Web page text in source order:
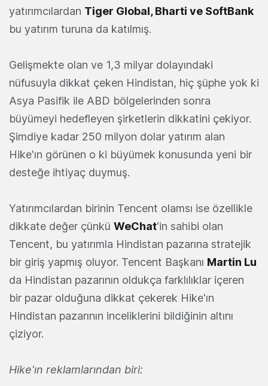
yatırımcılardan Tiger Global, Bharti ve SoftBank
bu yatırım turuna da katılmış.
Gelişmekte olan ve 1,3 milyar dolayındaki
nüfusuyla dikkat çeken Hindistan, hiç şüphe yok ki
Asya Pasifik ile ABD bölgelerinden sonra
büyümeyi hedefleyen şirketlerin dikkatini çekiyor.
Şimdiye kadar 250 milyon dolar yatırım alan
Hike'ın görünen o ki büyümek konusunda yeni bir
desteğe ihtiyaç duymuş.
Yatırımcılardan birinin Tencent olamsı ise özellikle
dikkate değer çünkü WeChat'in sahibi olan
Tencent, bu yatırımla Hindistan pazarına stratejik
bir giriş yapmış oluyor. Tencent Başkanı Martin Lu
da Hindistan pazarının oldukça farklılıklar içeren
bir pazar olduğuna dikkat çekerek Hike'ın
Hindistan pazarının inceliklerini bildiğinin altını
çiziyor.
Hike'ın reklamlarından biri: